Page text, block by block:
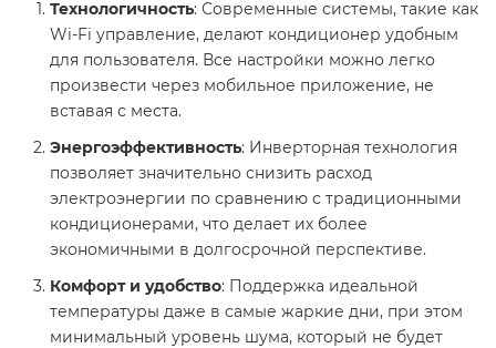
Технологичность: Современные системы, такие как
Wi-Fi управление, делают кондиционер удобным
для пользователя. Все настройки можно легко
произвести через мобильное приложение, не
вставая с места.
Энергоэффективность: Инверторная технология
позволяет значительно снизить расход
электроэнергии по сравнению с традиционными
кондиционерами, что делает их более
экономичными в долгосрочной перспективе.
Комфорт и удобство: Поддержка идеальной
температуры даже в самые жаркие дни, при этом
минимальный уровень шума, который не будет